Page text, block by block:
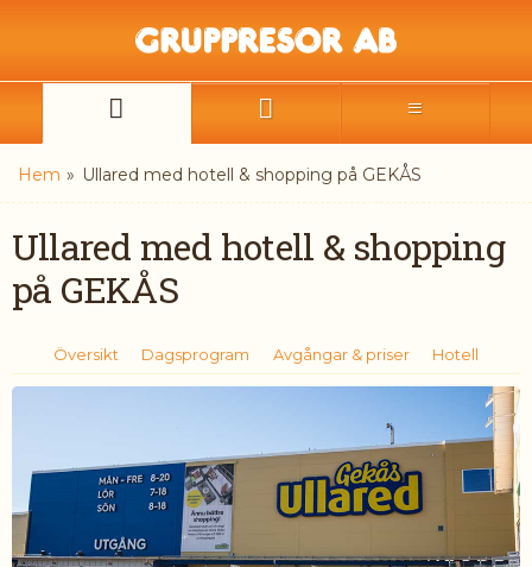
Hem » Ullared med hotell & shopping på GEKÅS
Ullared med hotell & shopping
på GEKÅS
Översikt Dagsprogram Avgångar & priser Hotell